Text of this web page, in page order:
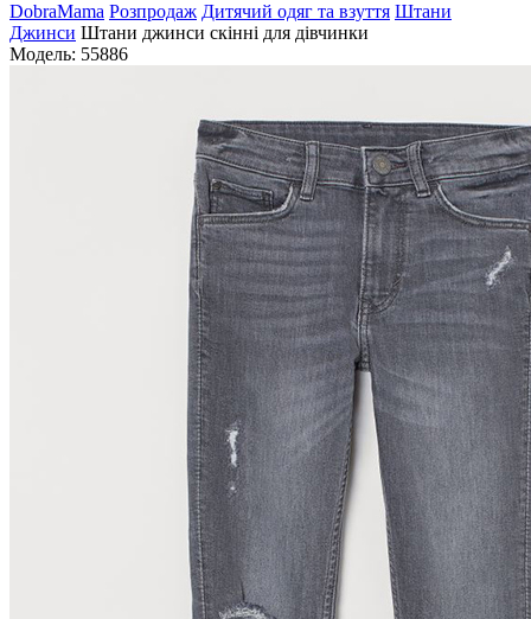
DobraMama Розпродаж Дитячий одяг та взуття Штани
Джинси Штани джинси скінні для дівчинки
Модель: 55886